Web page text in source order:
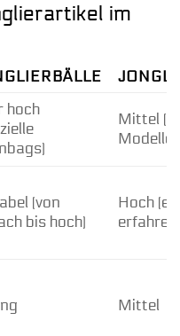
im
hoch
Mittel
Modelle)
(von
bis hoch)
Hoch
Mittel